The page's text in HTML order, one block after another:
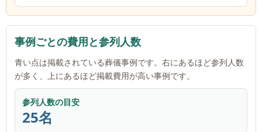
事例ごとの費用と参列人数
青い点は掲載されている葬儀事例です。右にあるほど参列人数
が多く、上にあるほど掲載費用が高い事例です。
参列人数の目安
25名